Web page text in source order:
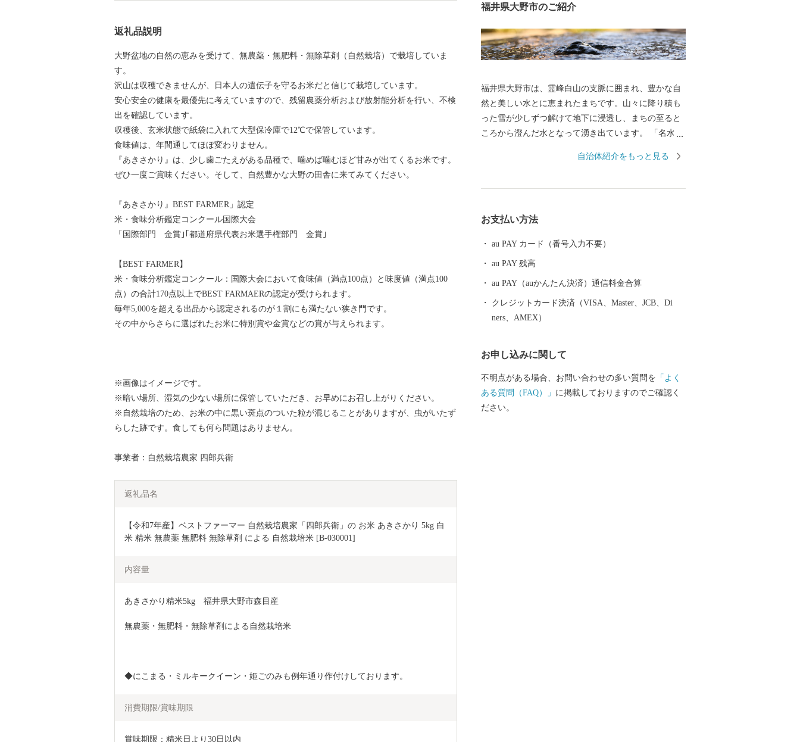
返礼品説明
大野盆地の自然の恵みを受けて、無農薬・無肥料・無除草剤（自然栽培）で栽培していま
す。
沢山は収穫できませんが、日本人の遺伝子を守るお米だと信じて栽培しています。
安心安全の健康を最優先に考えていますので、残留農薬分析および放射能分析を行い、不検
出を確認しています。
収穫後、玄米状態で紙袋に入れて大型保冷庫で12℃で保管しています。
食味値は、年間通してほぼ変わりません。
『あきさかり』は、少し歯ごたえがある品種で、噛めば噛むほど甘みが出てくるお米です。
ぜひ一度ご賞味ください。そして、自然豊かな大野の田舎に来てみてください。
『あきさかり』BEST FARMER」認定
米・食味分析鑑定コンクール国際大会
「国際部門 金賞｣｢都道府県代表お米選手権部門 金賞｣
【BEST FARMER】
米・食味分析鑑定コンクール：国際大会において食味値（満点100点）と味度値（満点100
点）の合計170点以上でBEST FARMAERの認定が受けられます。
毎年5,000を超える出品から認定されるのが１割にも満たない狭き門です。
その中からさらに選ばれたお米に特別賞や金賞などの賞が与えられます。
※画像はイメージです。
※暗い場所、湿気の少ない場所に保管していただき、お早めにお召し上がりください。
※自然栽培のため、お米の中に黒い斑点のついた粒が混じることがありますが、虫がいたず
らした跡です。食しても何ら問題はありません。
事業者：自然栽培農家 四郎兵衛
返礼品名
【令和7年産】ベストファーマー 自然栽培農家「四郎兵衛」の お米 あきさかり 5kg 白
米 精米 無農薬 無肥料 無除草剤 による 自然栽培米 [B-030001]
内容量
あきさかり精米5kg　福井県大野市森目産
無農薬・無肥料・無除草剤による自然栽培米
◆にこまる・ミルキークイーン・姫ごのみも例年通り作付けしております。
消費期限/賞味期限
賞味期限：精米日より30日以内
福井県大野市のご紹介
福井県大野市は、霊峰白山の支脈に囲まれ、豊かな自
然と美しい水とに恵まれたまちです。山々に降り積も
った雪が少しずつ解けて地下に浸透し、まちの至ると
ころから澄んだ水となって湧き出ています。 「名水百
選ばれています。 まちの中心にそびえる越前大野城
都」と呼ばれています。 大野市では、未来の子どもた
ちのため、将来の大野市を豊かなものにするため、
実現を目指し、みんなが大野を好きになる「未来へつ
なぐまちづくり」を進めています。
自治体紹介をもっと見る
お支払い方法
au PAY カード（番号入力不要）
au PAY 残高
au PAY（auかんたん決済）通信料金合算
クレジットカード決済（VISA、Master、JCB、Di
ners、AMEX）
お申し込みに関して
不明点がある場合、お問い合わせの多い質問を 「よく
ある質問（FAQ）」 に掲載しておりますのでご確認く
ださい。